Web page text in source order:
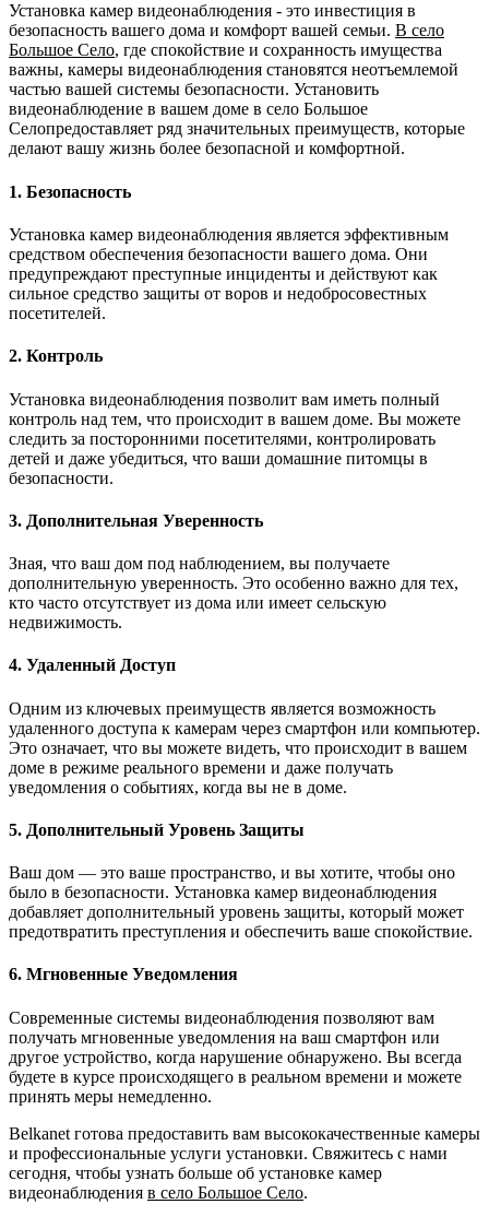
Установка камер видеонаблюдения - это инвестиция в
безопасность вашего дома и комфорт вашей семьи. В село
Большое Село, где спокойствие и сохранность имущества
важны, камеры видеонаблюдения становятся неотъемлемой
частью вашей системы безопасности. Установить
видеонаблюдение в вашем доме в село Большое
Селопредоставляет ряд значительных преимуществ, которые
делают вашу жизнь более безопасной и комфортной.
1. Безопасность
Установка камер видеонаблюдения является эффективным
средством обеспечения безопасности вашего дома. Они
предупреждают преступные инциденты и действуют как
сильное средство защиты от воров и недобросовестных
посетителей.
2. Контроль
Установка видеонаблюдения позволит вам иметь полный
контроль над тем, что происходит в вашем доме. Вы можете
следить за посторонними посетителями, контролировать
детей и даже убедиться, что ваши домашние питомцы в
безопасности.
3. Дополнительная Уверенность
Зная, что ваш дом под наблюдением, вы получаете
дополнительную уверенность. Это особенно важно для тех,
кто часто отсутствует из дома или имеет сельскую
недвижимость.
4. Удаленный Доступ
Одним из ключевых преимуществ является возможность
удаленного доступа к камерам через смартфон или компьютер.
Это означает, что вы можете видеть, что происходит в вашем
доме в режиме реального времени и даже получать
уведомления о событиях, когда вы не в доме.
5. Дополнительный Уровень Защиты
Ваш дом — это ваше пространство, и вы хотите, чтобы оно
было в безопасности. Установка камер видеонаблюдения
добавляет дополнительный уровень защиты, который может
предотвратить преступления и обеспечить ваше спокойствие.
6. Мгновенные Уведомления
Современные системы видеонаблюдения позволяют вам
получать мгновенные уведомления на ваш смартфон или
другое устройство, когда нарушение обнаружено. Вы всегда
будете в курсе происходящего в реальном времени и можете
принять меры немедленно.
Belkanet готова предоставить вам высококачественные камеры
и профессиональные услуги установки. Свяжитесь с нами
сегодня, чтобы узнать больше об установке камер
видеонаблюдения в село Большое Село.